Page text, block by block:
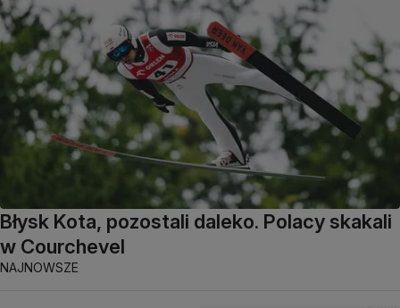
Błysk Kota, pozostali daleko. Polacy skakali
w Courchevel
NAJNOWSZE